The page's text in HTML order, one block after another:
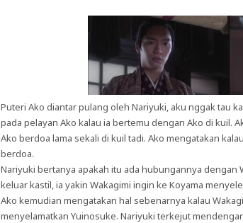
Puteri Ako diantar pulang oleh Nariyuki, aku nggak tau
pada pelayan Ako kalau ia bertemu dengan Ako di kuil.
Ako berdoa lama sekali di kuil tadi. Ako mengatakan
berdoa.
Nariyuki bertanya apakah itu ada hubungannya dengan
keluar kastil, ia yakin Wakagimi ingin ke Koyama
Ako kemudian mengatakan hal sebenarnya kalau
menyelamatkan Yuinosuke. Nariyuki terkejut